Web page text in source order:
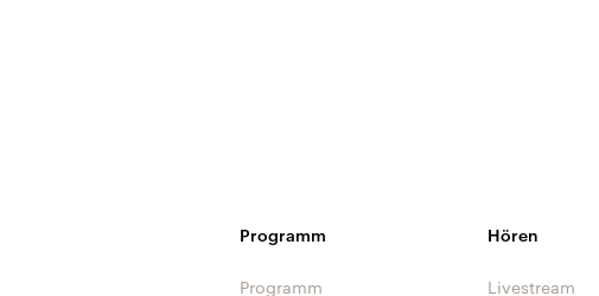
Programm
Programm
Hören
Livestream